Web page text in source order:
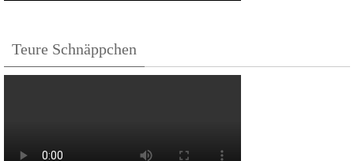
Teure Schnäppchen